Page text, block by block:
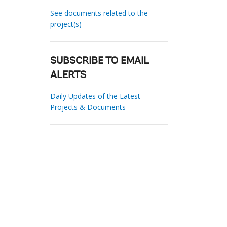
See documents related to the
project(s)
SUBSCRIBE TO EMAIL
ALERTS
Daily Updates of the Latest
Projects & Documents